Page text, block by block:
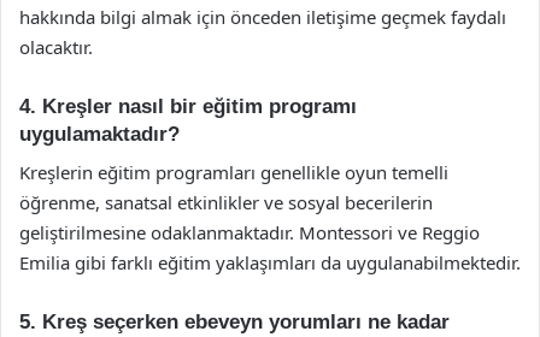
hakkında bilgi almak için önceden iletişime geçmek faydalı
olacaktır.
4. Kreşler nasıl bir eğitim programı
uygulamaktadır?
Kreşlerin eğitim programları genellikle oyun temelli
öğrenme, sanatsal etkinlikler ve sosyal becerilerin
geliştirilmesine odaklanmaktadır. Montessori ve Reggio
Emilia gibi farklı eğitim yaklaşımları da uygulanabilmektedir.
5. Kreş seçerken ebeveyn yorumları ne kadar